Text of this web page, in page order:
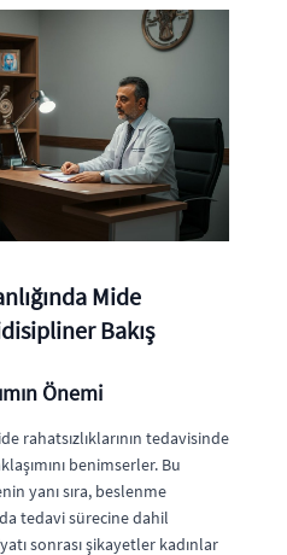
Mide
Bakış
Önemi
rahatsızlıklarının tedavisinde
benimserler. Bu
yanı sıra, beslenme
tedavi sürecine dahil
sonrası şikayetler kadınlar